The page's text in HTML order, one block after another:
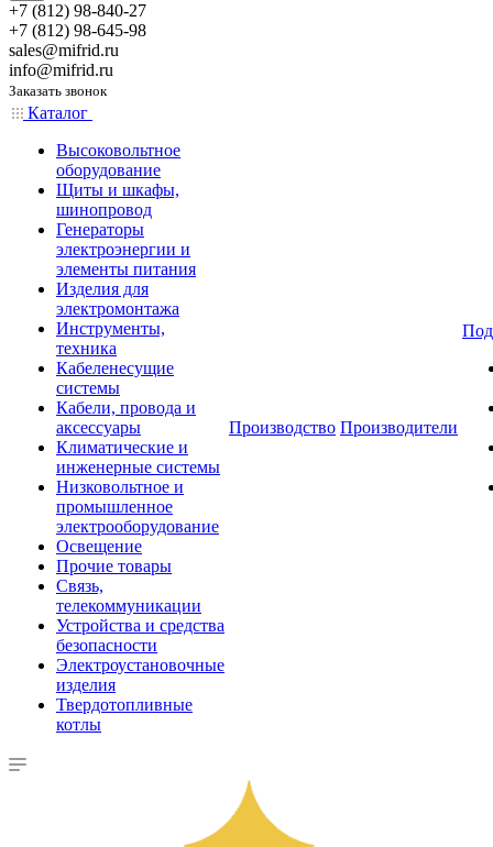
+7 (812) 98-840-27
+7 (812) 98-645-98
sales@mifrid.ru
info@mifrid.ru
Заказать звонок
Каталог
Высоковольтное
оборудование
Щиты и шкафы,
шинопровод
Генераторы
электроэнергии и
элементы питания
Изделия для
электромонтажа
Инструменты,
техника
Кабеленесущие
системы
Кабели, провода и
аксессуары
Климатические и
инженерные системы
Низковольтное и
промышленное
электрооборудование
Освещение
Прочие товары
Связь,
телекоммуникации
Устройства и средства
безопасности
Электроустановочные
изделия
Твердотопливные
котлы
Производство Производители